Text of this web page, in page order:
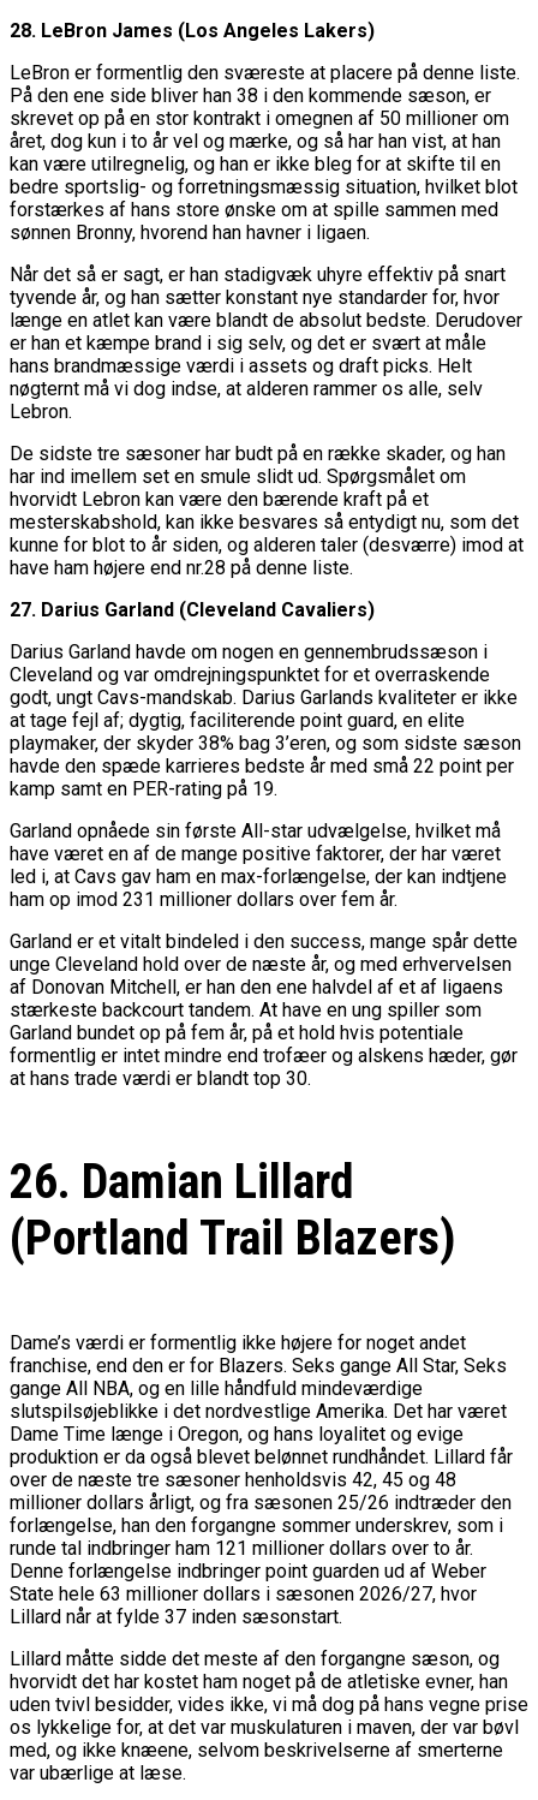
28. LeBron James (Los Angeles Lakers)
LeBron er formentlig den sværeste at placere på denne liste.
På den ene side bliver han 38 i den kommende sæson, er
skrevet op på en stor kontrakt i omegnen af 50 millioner om
året, dog kun i to år vel og mærke, og så har han vist, at han
kan være utilregnelig, og han er ikke bleg for at skifte til en
bedre sportslig- og forretningsmæssig situation, hvilket blot
forstærkes af hans store ønske om at spille sammen med
sønnen Bronny, hvorend han havner i ligaen.
Når det så er sagt, er han stadigvæk uhyre effektiv på snart
tyvende år, og han sætter konstant nye standarder for, hvor
længe en atlet kan være blandt de absolut bedste. Derudover
er han et kæmpe brand i sig selv, og det er svært at måle
hans brandmæssige værdi i assets og draft picks. Helt
nøgternt må vi dog indse, at alderen rammer os alle, selv
Lebron.
De sidste tre sæsoner har budt på en række skader, og han
har ind imellem set en smule slidt ud. Spørgsmålet om
hvorvidt Lebron kan være den bærende kraft på et
mesterskabshold, kan ikke besvares så entydigt nu, som det
kunne for blot to år siden, og alderen taler (desværre) imod at
have ham højere end nr.28 på denne liste.
27. Darius Garland (Cleveland Cavaliers)
Darius Garland havde om nogen en gennembrudssæson i
Cleveland og var omdrejningspunktet for et overraskende
godt, ungt Cavs-mandskab. Darius Garlands kvaliteter er ikke
at tage fejl af; dygtig, faciliterende point guard, en elite
playmaker, der skyder 38% bag 3’eren, og som sidste sæson
havde den spæde karrieres bedste år med små 22 point per
kamp samt en PER-rating på 19.
Garland opnåede sin første All-star udvælgelse, hvilket må
have været en af de mange positive faktorer, der har været
led i, at Cavs gav ham en max-forlængelse, der kan indtjene
ham op imod 231 millioner dollars over fem år.
Garland er et vitalt bindeled i den success, mange spår dette
unge Cleveland hold over de næste år, og med erhvervelsen
af Donovan Mitchell, er han den ene halvdel af et af ligaens
stærkeste backcourt tandem. At have en ung spiller som
Garland bundet op på fem år, på et hold hvis potentiale
formentlig er intet mindre end trofæer og alskens hæder, gør
at hans trade værdi er blandt top 30.
26. Damian Lillard
(Portland Trail Blazers)
Dame’s værdi er formentlig ikke højere for noget andet
franchise, end den er for Blazers. Seks gange All Star, Seks
gange All NBA, og en lille håndfuld mindeværdige
slutspilsøjeblikke i det nordvestlige Amerika. Det har været
Dame Time længe i Oregon, og hans loyalitet og evige
produktion er da også blevet belønnet rundhåndet. Lillard får
over de næste tre sæsoner henholdsvis 42, 45 og 48
millioner dollars årligt, og fra sæsonen 25/26 indtræder den
forlængelse, han den forgangne sommer underskrev, som i
runde tal indbringer ham 121 millioner dollars over to år.
Denne forlængelse indbringer point guarden ud af Weber
State hele 63 millioner dollars i sæsonen 2026/27, hvor
Lillard når at fylde 37 inden sæsonstart.
Lillard måtte sidde det meste af den forgangne sæson, og
hvorvidt det har kostet ham noget på de atletiske evner, han
uden tvivl besidder, vides ikke, vi må dog på hans vegne prise
os lykkelige for, at det var muskulaturen i maven, der var bøvl
med, og ikke knæene, selvom beskrivelserne af smerterne
var ubærlige at læse.